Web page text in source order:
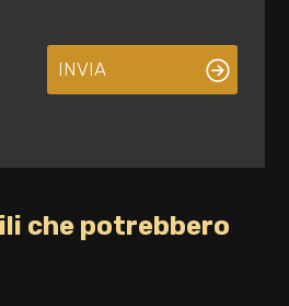
INVIA
che potrebbero